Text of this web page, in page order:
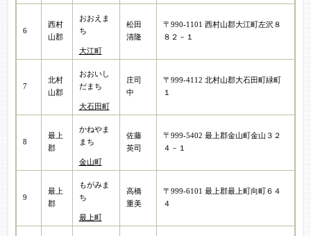
6
西村
山郡
おおえま
ち
大江町
松田
清隆
〒990-1101 西村山郡大江町左沢８
８２－１
7
北村
山郡
おおいし
だまち
大石田町
庄司
中
〒999-4112 北村山郡大石田町緑町
１
8
最上
郡
かねやま
まち
金山町
佐藤
英司
〒999-5402 最上郡金山町金山３２
４－１
9
最上
郡
もがみま
ち
最上町
高橋
重美
〒999-6101 最上郡最上町向町６４
４